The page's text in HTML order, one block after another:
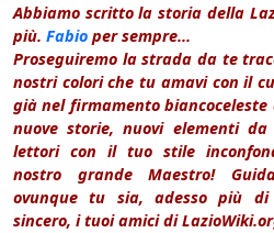
Abbiamo scritto la storia della
più. Fabio per sempre...
Proseguiremo la strada da te
nostri colori che tu amavi con il
già nel firmamento biancoceleste
nuove storie, nuovi elementi
lettori con il tuo stile
nostro grande Maestro!
ovunque tu sia, adesso più
sincero, i tuoi amici di